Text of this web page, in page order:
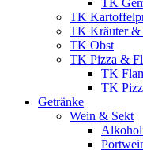
TK
TK
TK Kräuter &
TK Obst
TK Pizza &
TK
TK
Getränke
Wein & Sekt